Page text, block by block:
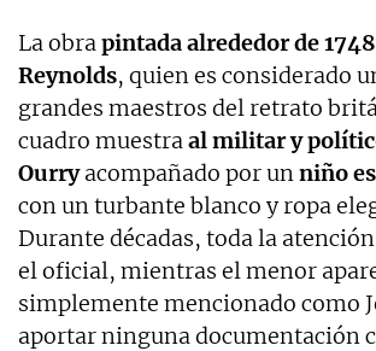
La obrapintada alrededor de
Reynolds, quien es considerado
grandes maestros del retrato
cuadro muestraal militar y
Ourryacompañado por unniño
con un turbante blanco y ropa
Durante décadas, toda la
el oficial, mientras el menor
simplemente mencionado como
aportar ninguna documentación